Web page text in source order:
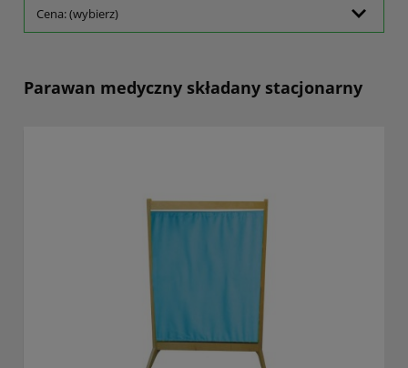
Cena: (wybierz)
Parawan medyczny składany stacjonarny